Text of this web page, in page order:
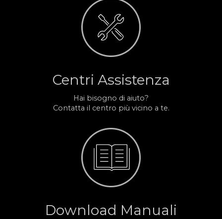
Centri Assistenza
Hai bisogno di aiuto?
Contatta il centro più vicino a te.
Download Manuali